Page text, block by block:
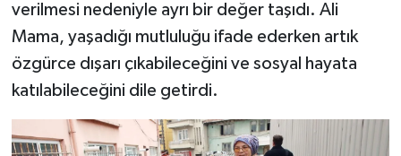
verilmesi nedeniyle ayrı bir değer taşıdı. Ali
Mama, yaşadığı mutluluğu ifade ederken artık
özgürce dışarı çıkabileceğini ve sosyal hayata
katılabileceğini dile getirdi.